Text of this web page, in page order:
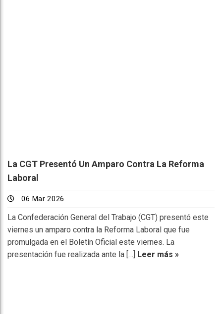
La CGT Presentó Un Amparo Contra La Reforma
Laboral
06 Mar 2026
La Confederación General del Trabajo (CGT) presentó este
viernes un amparo contra la Reforma Laboral que fue
promulgada en el Boletín Oficial este viernes. La
presentación fue realizada ante la […]
Leer más »